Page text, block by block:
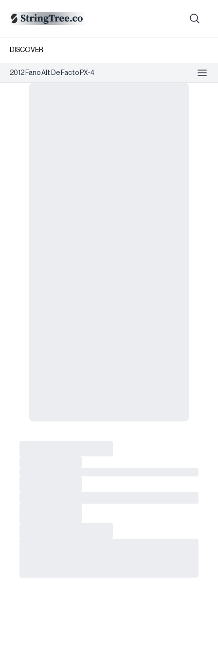
DISCOVER
2012 Fano Alt De Facto PX-4